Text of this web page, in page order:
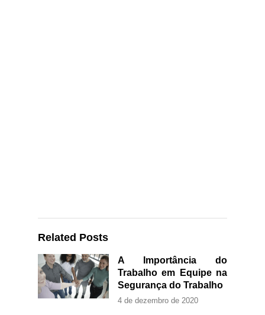
Related Posts
A Importância do
Trabalho em Equipe na
Segurança do Trabalho
4 de dezembro de 2020